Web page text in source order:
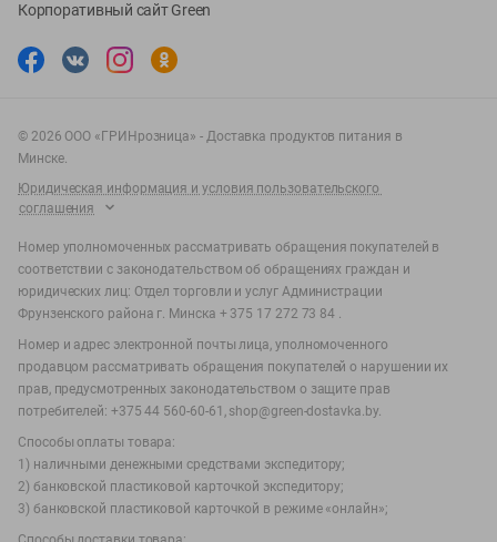
Корпоративный сайт Green
© 2026 ООО «ГРИНрозница» - Доставка продуктов питания в
Минске.
Юридическая информация и условия пользовательского
соглашения
Номер уполномоченных рассматривать обращения покупателей в
соответствии с законодательством об обращениях граждан и
юридических лиц: Отдел торговли и услуг Администрации
Фрунзенского района г. Минска + 375 17 272 73 84 .
Номер и адрес электронной почты лица, уполномоченного
продавцом рассматривать обращения покупателей о нарушении их
прав, предусмотренных законодательством о защите прав
потребителей: +375 44 560-60-61, shop@green-dostavka.by.
Способы оплаты товара:
1) наличными денежными средствами экспедитору;
2) банковской пластиковой карточкой экспедитору;
3) банковской пластиковой карточкой в режиме «онлайн»;